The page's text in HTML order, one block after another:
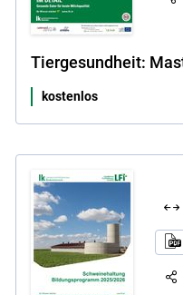
Tiergesundheit:
kostenlos